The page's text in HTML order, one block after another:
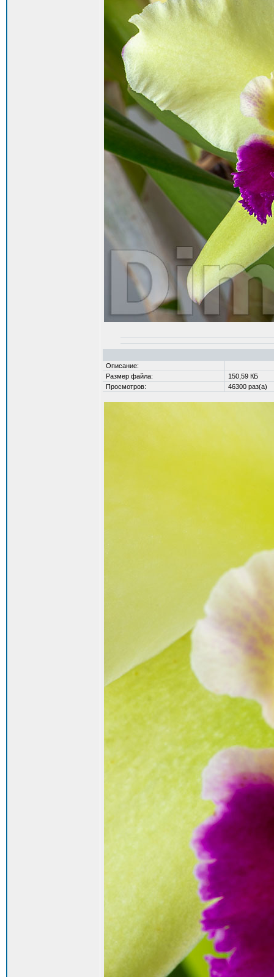
Описание:
Размер файла:
150,59 КБ
Просмотров:
46300 раз(а)